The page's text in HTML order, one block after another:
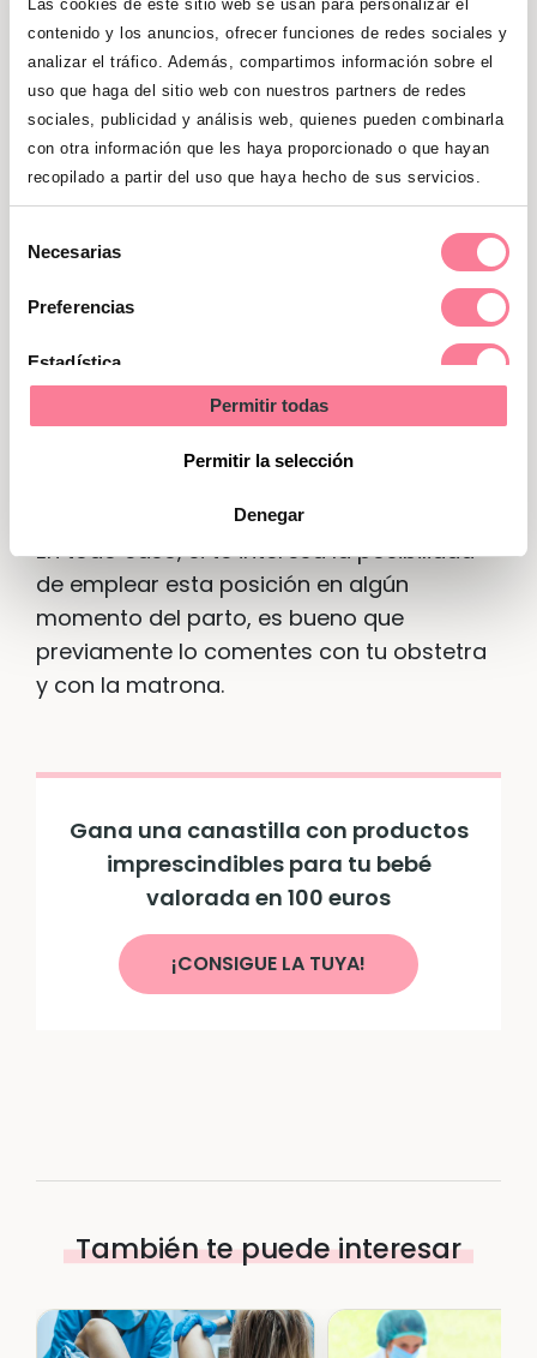
Las cookies de este sitio web se usan para personalizar el
contenido y los anuncios, ofrecer funciones de redes sociales y
analizar el tráfico. Además, compartimos información sobre el
uso que haga del sitio web con nuestros partners de redes
sociales, publicidad y análisis web, quienes pueden combinarla
con otra información que les haya proporcionado o que hayan
recopilado a partir del uso que haya hecho de sus servicios.
Necesarias
Preferencias
Estadística
Permitir todas
Permitir la selección
Denegar
En general, la principal desventaja de esta
posición es cultural y social:muchas
mujeres no se sienten cómodas dando a
luz en posición de cuadrupedia
simplemente porque no está bien vista.
les dificulta un poco asistir al parto en esta
dificultades para
monitorear los latidos del bebé
, como
también en el momento en que este ya ha
salido y aún no se ha cortado el cordón:
para entregarle el bebé a la madre es
necesario pasarlo por debajo del
En todo caso, si te interesa la posibilidad
de emplear esta posición en algún
momento del parto, es bueno que
previamente lo comentes con tu obstetra
y con la matrona.
Gana una canastilla con productos
imprescindibles para tu bebé
valorada en 100 euros
¡CONSIGUE LA TUYA!
También te puede interesar